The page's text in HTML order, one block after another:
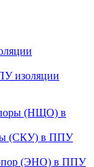
изоляции
(НЩО) в
(СКУ) в ППУ
(ЭНО) в ППУ